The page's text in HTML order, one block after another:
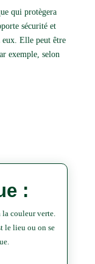
qui protègera
sécurité et
eux. Elle peut être
exemple, selon
:
la couleur verte.
le lieu ou on se